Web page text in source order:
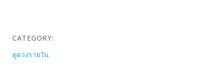
CATEGORY:
ดูดวงรายวัน